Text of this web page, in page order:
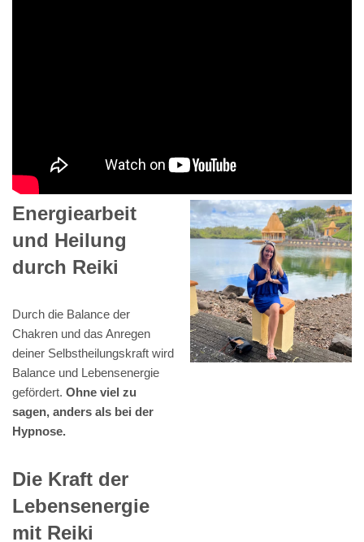
Energiearbeit
und Heilung
durch Reiki
Durch die Balance der
Chakren und das Anregen
deiner Selbstheilungskraft wird
Balance und Lebensenergie
gefördert. Ohne viel zu
sagen, anders als bei der
Hypnose.
Die Kraft der
Lebensenergie
mit Reiki